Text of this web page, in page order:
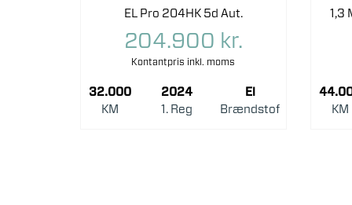
EL Pro 204HK 5d Aut.
204.900 kr.
Kontantpris inkl. moms
32.000
KM
2024
1. Reg
El
Brændstof
KM